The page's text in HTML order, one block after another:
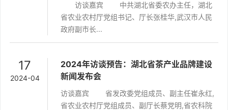
访谈嘉宾 中共湖北省委农办主任，湖北
省农业农村厅党组书记、厅长张桂华,武汉市人民
政府副市长...
2024年访谈预告：湖北省茶产业品牌建设
新闻发布会
访谈嘉宾 省发改委党组成员、副主任崔永红,
省农业农村厅党组成员、副厅长蔡党明,省农科院
17
2024-04